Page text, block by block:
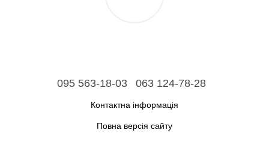
095 563-18-03 063 124-78-28
Контактна інформація
Повна версія сайту